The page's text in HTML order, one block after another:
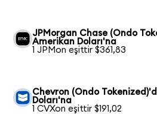
JPMorgan Chase (Ondo
Amerikan Doları'na
1 JPMon eşittir $361,83
Chevron (Ondo
Doları'na
1 CVXon eşittir $191,02